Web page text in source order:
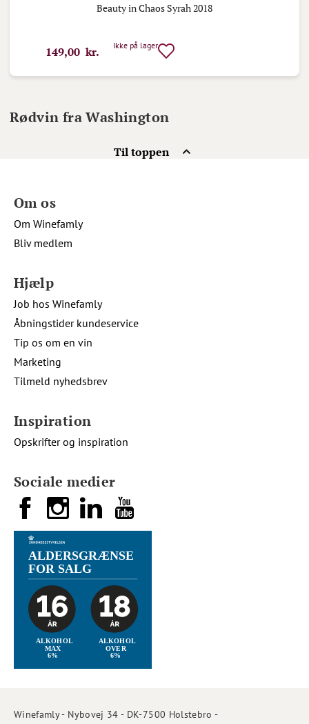
Beauty in Chaos Syrah 2018
149,00 kr. Ikke på lager
Til toppen
Rødvin fra Washington
Sociale medier
Om os
Om Winefamly
Bliv medlem
Hjælp
Job hos Winefamly
Åbningstider kundeservice
Tip os om en vin
Marketing
Tilmeld nyhedsbrev
Inspiration
Opskrifter og inspiration
Winefamly - Nybovej 34 - DK-7500 Holstebro -